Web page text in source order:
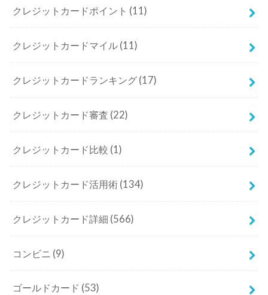
クレジットカードポイント (11)
クレジットカードマイル (11)
クレジットカードランキング (17)
クレジットカード審査 (22)
クレジットカード比較 (1)
クレジットカード活用術 (134)
クレジットカード詳細 (566)
コンビニ (9)
ゴールドカード (53)